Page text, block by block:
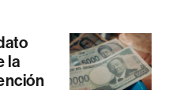
la